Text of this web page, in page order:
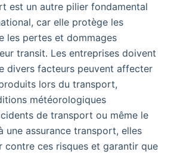
est un autre pilier fondamental
car elle protège les
les pertes et dommages
transit. Les entreprises doivent
divers facteurs peuvent affecter
lors du transport,
météorologiques
de transport ou même le
une assurance transport, elles
contre ces risques et garantir que